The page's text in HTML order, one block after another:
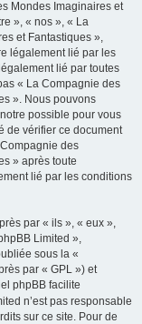
Mondes Imaginaires et
», « nos », « La
et Fantastiques »,
légalement lié par les
lié par toutes
« La Compagnie des
». Nous pouvons
possible pour vous
de vérifier ce document
des
» après toute
lié par les conditions
par « ils », « eux »,
Limited »,
sous la «
par « GPL ») et
phpBB facilite
n’est pas responsable
sur ce site. Pour de